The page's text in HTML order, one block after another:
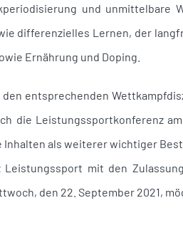
und unmittelbare
differenzielles Lernen, der
Ernährung und Doping.
entsprechenden
die Leistungssportkonferenz
als weiterer wichtiger
mit den
den 22. September 2021,